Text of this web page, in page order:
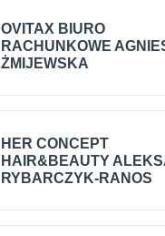
OVITAX BIURO
RACHUNKOWE
ŻMIJEWSKA
HER CONCEPT
HAIR&BEAUTY
RYBARCZYK-RANOS